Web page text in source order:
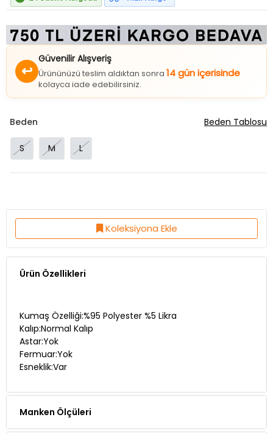
↩
Güvenilir Alışveriş
Ürününüzü teslim aldıktan sonra 14 gün içerisinde
kolayca iade edebilirsiniz.
Beden
S M L
Beden Tablosu
Koleksiyona Ekle
Ürün Özellikleri
Kumaş Özelliği:%95 Polyester %5 Likra
Kalıp:Normal Kalıp
Astar:Yok
Fermuar:Yok
Esneklik:Var
Manken Ölçüleri